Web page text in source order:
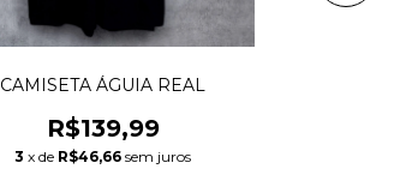
CAMISETA ÁGUIA REAL
R$139,99
3 x de R$46,66 sem juros